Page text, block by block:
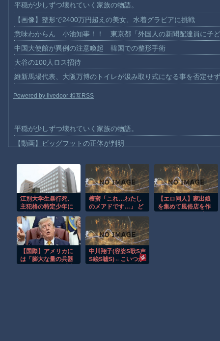
平穏が少しずつ壊れていく家族の物語。
【画像】整形で2400万円超えの美女、水着グラビアに挑戦
意味わからん 小池知事！！ 東京都「外国人の新聞配達員に子
中国大使館が異例の注意喚起 韓国での整形手術
大谷の100人ロス招待
維新馬場代表、大阪万博のトイレが汲み取り式になる事を否定せ
Powered by livedoor 相互RSS
平穏が少しずつ壊れていく家族の物語。
【動画】ビッグフットの正体が判明
【動画】タイのティパンコーン王子が日本人女性とデートか？
お前らがメイドイン韓国で認めてるもの 「キムチ」あと3つは？
AmazonのアツさMax！心も踊る「マンガ毎週末セール（50%還
【画像】十二支合体！！ところでその前足、猫じゃね？
【動画】ロシア軍のドローンをネット発射装置で撃墜するウクラ
【動画】逃げる判断はやっ！埼玉でスマホ運転のプリウスに当て
江別大学生暴行死、
主犯格の特定少年に
檀蜜「これ…わたし
のメアドです…」 ど
【エロ同人】家出娘
を集めて風俗店を作
【国際】アメリカに
は「膨大な量の兵器
中川翔子(容姿S歌S声
S絵S嘘S)←こいつが